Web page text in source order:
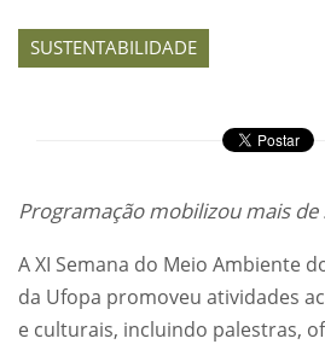
SUSTENTABILIDADE
Programação mobilizou mais
A XI Semana do Meio Ambiente
da Ufopa promoveu atividades
e culturais, incluindo palestras,